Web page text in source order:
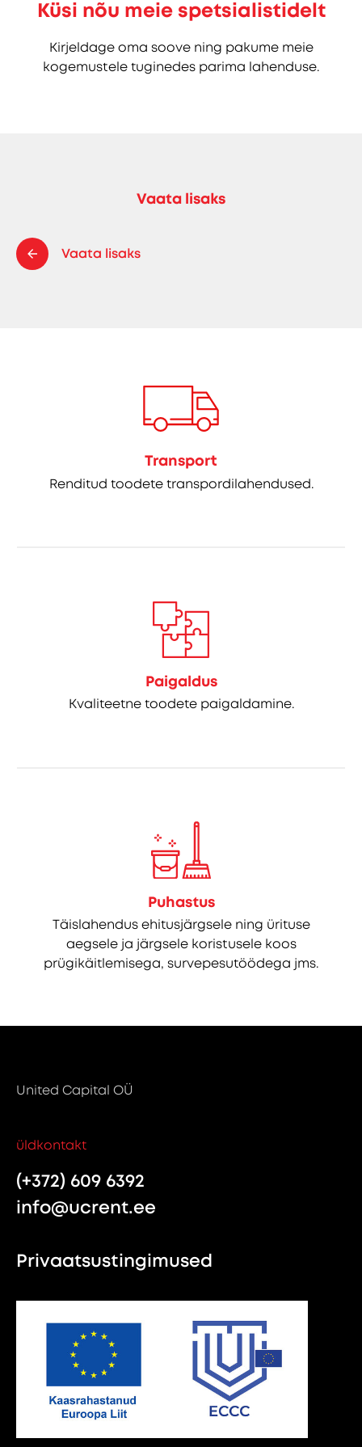
Küsi nõu meie spetsialistidelt
Kirjeldage oma soove ning pakume meie
kogemustele tuginedes parima lahenduse.
Vaata lisaks
Vaata lisaks
Transport
Renditud toodete transpordilahendused.
Paigaldus
Kvaliteetne toodete paigaldamine.
Puhastus
Täislahendus ehitusjärgsele ning ürituse
aegsele ja järgsele koristusele koos
prügikäitlemisega, survepesutöödega jms.
United Capital OÜ
üldkontakt
(+372) 609 6392
info@ucrent.ee
Privaatsustingimused